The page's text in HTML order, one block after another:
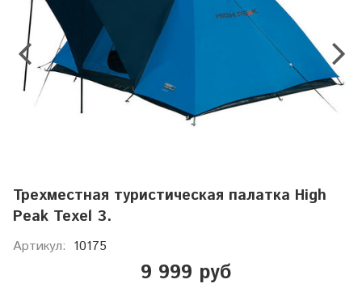
Трехместная туристическая палатка High
Peak Texel 3.
Артикул: 10175
9 999 руб